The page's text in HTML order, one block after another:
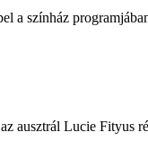
a színház
ausztrál Lucie Fityus